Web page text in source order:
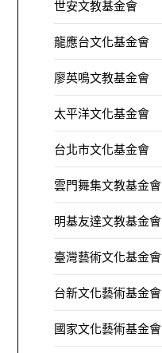
世安文教基金會
龍應台文化基金會
廖英鳴文教基金會
太平洋文化基金會
台北市文化基金會
雲門舞集文教基金會
明基友達文教基金會
臺灣藝術文化基金會
台新文化藝術基金會
國家文化藝術基金會